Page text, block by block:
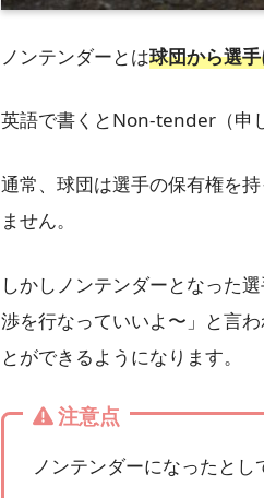
ノンテンダーとは球団から選
英語で書くとNon-tender（申
通常、球団は選手の保有権を
ません。
しかしノンテンダーとなった
渉を行なっていいよ〜」と言
とができるようになります。
注意点
ノンテンダーになったと